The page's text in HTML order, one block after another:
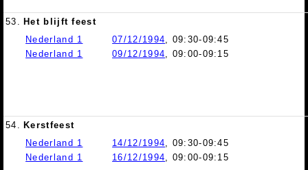
53. Het blijft feest
Nederland 1
07/12/1994, 09:30-09:45
Nederland 1
09/12/1994, 09:00-09:15
54. Kerstfeest
Nederland 1
14/12/1994, 09:30-09:45
Nederland 1
16/12/1994, 09:00-09:15